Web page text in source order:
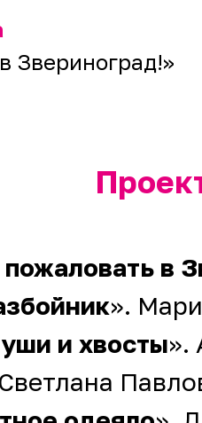
Звериноград!»
в
».
и хвосты».